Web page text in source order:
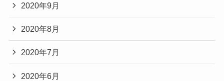
2020年9月
2020年8月
2020年7月
2020年6月